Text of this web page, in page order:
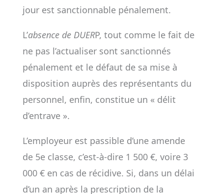
jour est sanctionnable pénalement.
L’absence de DUERP, tout comme le fait de
ne pas l’actualiser sont sanctionnés
pénalement et le défaut de sa mise à
disposition auprès des représentants du
personnel, enfin, constitue un « délit
d’entrave ».
L’employeur est passible d’une amende
de 5e classe, c’est-à-dire 1 500 €, voire 3
000 € en cas de récidive. Si, dans un délai
d’un an après la prescription de la